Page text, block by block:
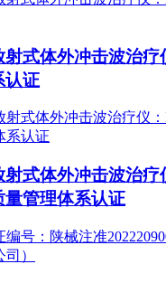
式体外冲击波治疗
认证
式体外冲击波治疗
量管理体系认证